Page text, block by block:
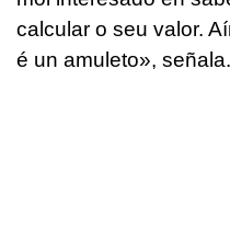
calcular o seu valor.
é un amuleto», señala.